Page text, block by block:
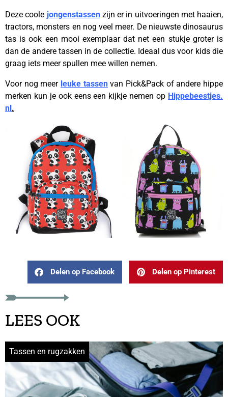
Deze coole jongenstassenzijn er in uitvoeringen met haaien,
tractors, monsters en nog veel meer. De nieuwste dinosaurus
tas is ook een mooi exemplaar dat net een stukje groter is
dan de andere tassen in de collectie. Ideaal dus voor kids die
graag iets meer spullen mee willen nemen.
Voor nog meer leuke tassenvan Pick&Pack of andere hippe
merken kun je ook eens een kijkje nemen op Hippebeestjes.
nl.
Delen op Facebook Delen op Pinterest
LEES OOK
Tassen en rugzakken